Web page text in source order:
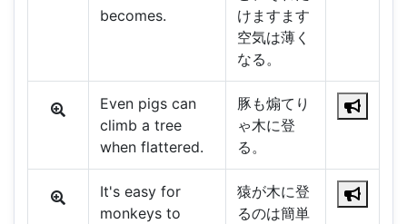
becomes.
けますます
空気は薄く
なる。
Even pigs can
climb a tree
when flattered.
豚も煽てり
ゃ木に登
る。
It's easy for
monkeys to
猿が木に登
るのは簡単